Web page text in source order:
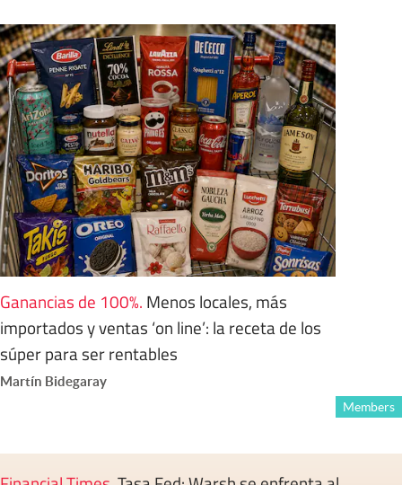
Ganancias de 100%. Menos locales, más
importados y ventas ‘on line’: la receta de los
súper para ser rentables
Martín Bidegaray
Members